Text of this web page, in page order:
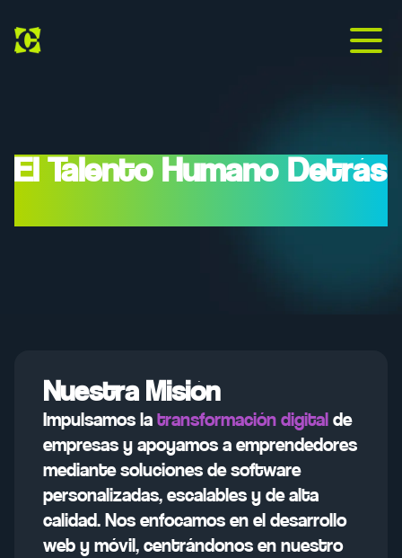
El Talento Humano Detrás
Nuestra Misión
Impulsamos la transformación digital de
empresas y apoyamos a emprendedores
mediante soluciones de software
personalizadas, escalables y de alta
calidad. Nos enfocamos en el desarrollo
web y móvil, centrándonos en nuestro